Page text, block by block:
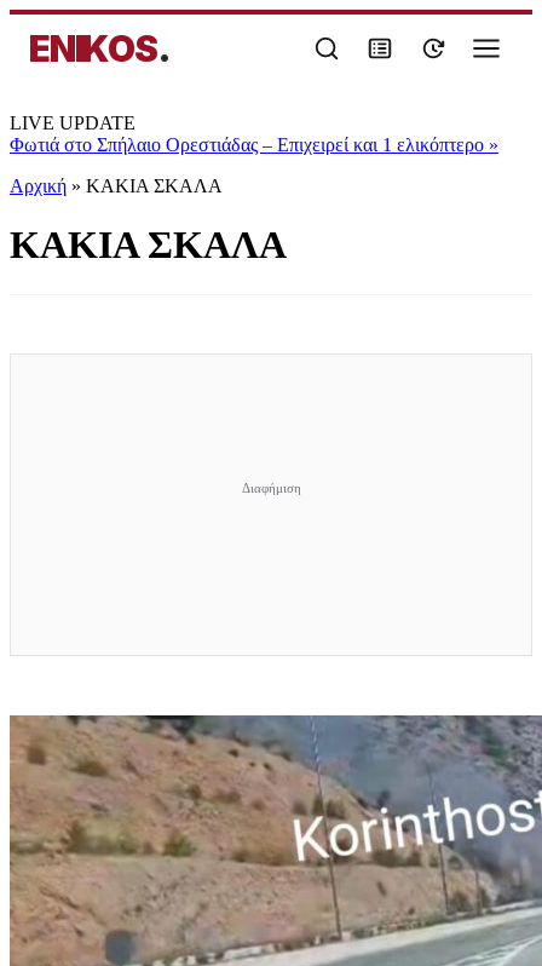
ENIKOS.
LIVE UPDATE
Φωτιά στο Σπήλαιο Ορεστιάδας – Επιχειρεί και 1 ελικόπτερο »
Αρχική » ΚΑΚΙΑ ΣΚΑΛΑ
ΚΑΚΙΑ ΣΚΑΛΑ